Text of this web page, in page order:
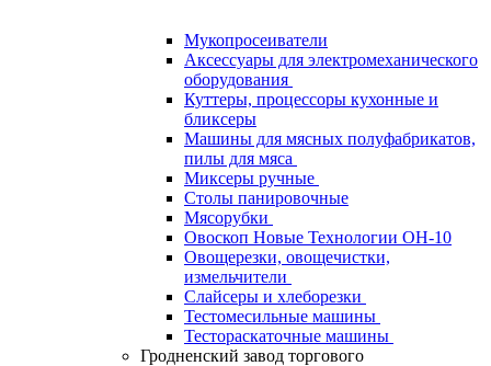
Мукопросеиватели
Аксессуары для электромеханического
оборудования
Куттеры, процессоры кухонные и
бликсеры
Машины для мясных полуфабрикатов,
пилы для мяса
Миксеры ручные
Столы панировочные
Мясорубки
Овоскоп Новые Технологии ОН-10
Овощерезки, овощечистки,
измельчители
Слайсеры и хлеборезки
Тестомесильные машины
Тестораскаточные машины
Гродненский завод торгового